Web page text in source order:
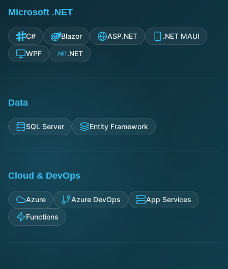
Microsoft .NET
C# Blazor ASP.NET
.NET MAUI
WPF
.NET
Data
SQL Server Entity Framework
Cloud & DevOps
Azure Azure DevOps
App Services
Functions